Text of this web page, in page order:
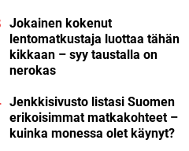
Jokainen kokenut
lentomatkustaja luottaa tähän
kikkaan – syy taustalla on
nerokas
Jenkkisivusto listasi Suomen
erikoisimmat matkakohteet –
kuinka monessa olet käynyt?